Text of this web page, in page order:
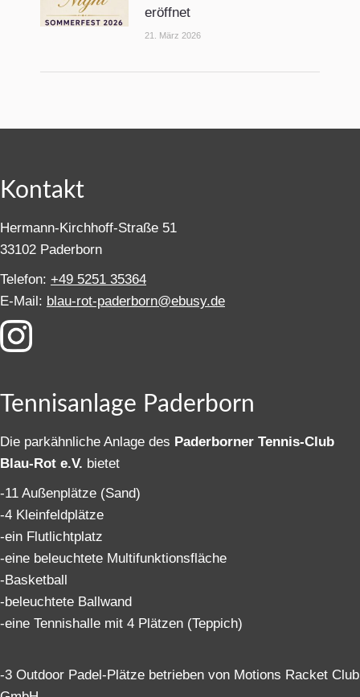
eröffnet
21. März 2026
Kontakt
Hermann-Kirchhoff-Straße 51
33102 Paderborn
Telefon: +49 5251 35364
E-Mail: blau-rot-paderborn@ebusy.de
Tennisanlage Paderborn
Die parkähnliche Anlage des Paderborner Tennis-Club
Blau-Rot e.V. bietet
-11 Außenplätze (Sand)
-4 Kleinfeldplätze
-ein Flutlichtplatz
-eine beleuchtete Multifunktionsfläche
-Basketball
-beleuchtete Ballwand
-eine Tennishalle mit 4 Plätzen (Teppich)
-3 Outdoor Padel-Plätze betrieben von Motions Racket Club